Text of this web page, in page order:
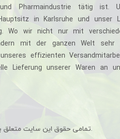
Pharmaindustrie tätig ist.
in Karlsruhe und unser
Wo wir nicht nur mit
mit der ganzen Welt sehr
effizienten
Lieferung unserer Waren an
تمامی حقوق این سایت متعلق به مجموعه آرین پلنت می باشد.